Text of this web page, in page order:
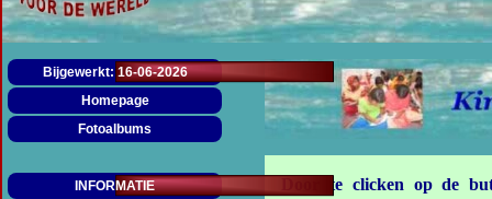
Menu overslaan
Bijgewerkt: 16-06-2026
Homepage
Fotoalbums
INFORMATIE
Door te clicken op de